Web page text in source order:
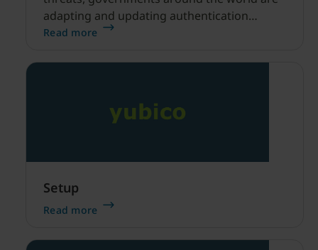
adapting and updating authentication
requirements for online services which
and their employees.
Read more
Setup
Read more